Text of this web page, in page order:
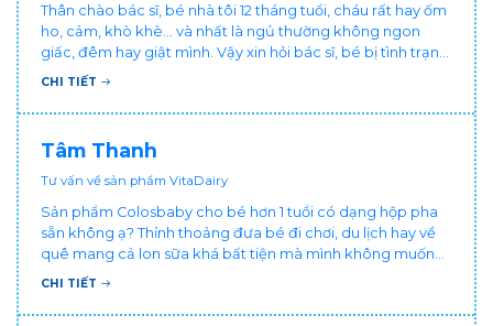
Thân chào bác sĩ, bé nhà tôi 12 tháng tuổi, cháu rất hay ốm
ho, cảm, khò khè... và nhất là ngủ thường không ngon
giấc, đêm hay giật mình. Vậy xin hỏi bác sĩ, bé bị tình trạng
vậy nên làm sao để con khỏe mạnh và ngủ ngon giấc hơn
chăm cháu hay ốm ạ?. Cảm ơn bác sĩ.
CHI TIẾT
Tâm Thanh
Tư vấn về sản phẩm VitaDairy
Sản phẩm Colosbaby cho bé hơn 1 tuổi có dạng hộp pha
sẵn không ạ? Thỉnh thoảng đưa bé đi chơi, du lịch hay về
quê mang cả lon sữa khá bất tiện mà mình không muốn
đổi cho bé dùng sữa tươi hộp khác sợ bé nạ sữa ảnh
CHI TIẾT